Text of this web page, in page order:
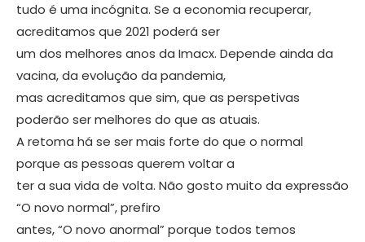
tudo é uma incógnita. Se a economia recupe­rar,
acreditamos que 2021 poderá ser
um dos melhores anos da Imacx. Depende ainda da
vacina, da evolução da pande­mia,
mas acreditamos que sim, que as perspetivas
poderão ser melhores do que as atuais.
A retoma há se ser mais forte do que o normal
porque as pessoas querem voltar a
ter a sua vida de volta. Não gosto muito da expressão
“O novo normal”, prefiro
antes, “O novo anor­mal” porque todos temos